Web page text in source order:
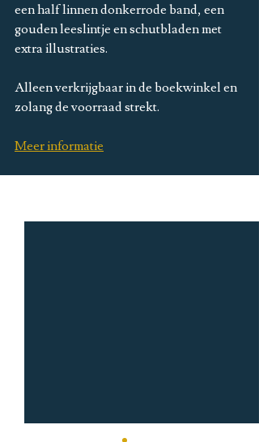
een half linnen donkerrode band, een
gouden leeslintje en schutbladen met
extra illustraties.
Alleen verkrijgbaar in de boekwinkel en
zolang de voorraad strekt.
Meer informatie